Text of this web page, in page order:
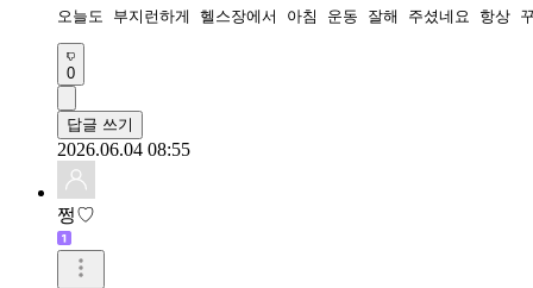
오늘도 부지런하게 헬스장에서 아침 운동 잘해 주셨네요 항상
0
답글 쓰기
2026.06.04 08:55
쩡♡